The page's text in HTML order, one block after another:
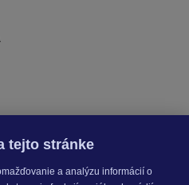
NOVINKY
tejto stránke
a analýzu informácií o